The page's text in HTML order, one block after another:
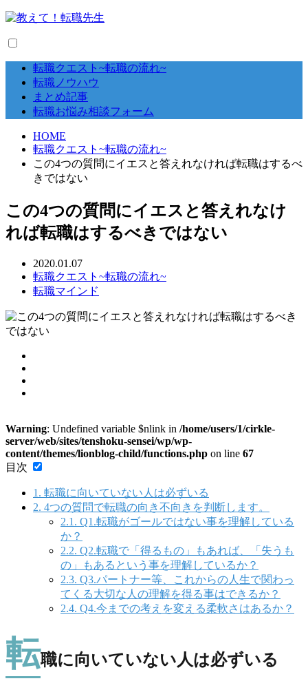
転職クエスト~転職の流れ~
転職ノウハウ
まとめ記事
転職お悩み相談フォーム
HOME
転職クエスト~転職の流れ~
この4つの質問にイエスと答えれなければ転職はするべ
きではない
この4つの質問にイエスと答えれなけ
れば転職はするべきではない
2020.01.07
転職クエスト~転職の流れ~
転職マインド
Warning: Undefined variable $nlink in /home/users/1/cirkle-
server/web/sites/tenshoku-sensei/wp/wp-
content/themes/lionblog-child/functions.php on line 67
目次
1. 転職に向いていない人は必ずいる
2. 4つの質問で転職の向き不向きを判断します。
2.1. Q1.転職がゴールではない事を理解している
か？
2.2. Q2.転職で「得るもの」もあれば、「失うも
の」もあるという事を理解しているか？
2.3. Q3.パートナー等、これからの人生で関わっ
てくる大切な人の理解を得る事はできるか？
2.4. Q4.今までの考えを変える柔軟さはあるか？
転職に向いていない人は必ずいる